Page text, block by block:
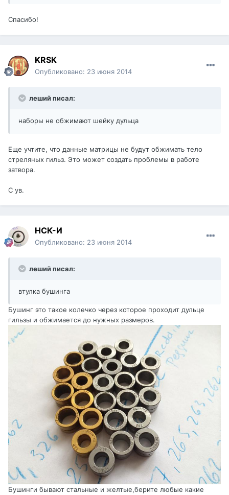
Спасибо!
KRSK
Опубликовано: 23 июня 2014
леший писал:
наборы не обжимают шейку дульца
Еще учтите, что данные матрицы не будут обжимать тело
стреляных гильз. Это может создать проблемы в работе
затвора.
С ув.
НСК-И
Опубликовано: 23 июня 2014
леший писал:
втулка бушинга
Бушинг это такое колечко через которое проходит дульце
гильзы и обжимается до нужных размеров.
Бушинги бывают стальные и желтые,берите любые какие